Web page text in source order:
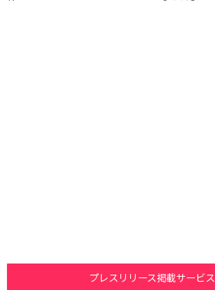
プレスリリース掲載サービス